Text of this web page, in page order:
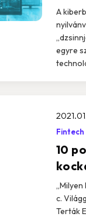
A
egyre
10
c.
Terták